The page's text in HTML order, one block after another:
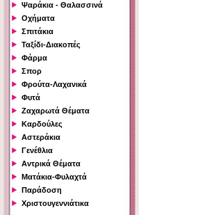
Ψαράκια - Θαλασσινά
Οχήματα
Σπιτάκια
Ταξίδι-Διακοπές
Φάρμα
Σπορ
Φρούτα-Λαχανικά
Φυτά
Ζαχαρωτά Θέματα
Καρδούλες
Αστεράκια
Γενέθλια
Αντρικά Θέματα
Ματάκια-Φυλαχτά
Παράδοση
Χριστουγεννιάτικα